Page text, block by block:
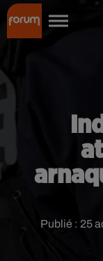
Publié : 25